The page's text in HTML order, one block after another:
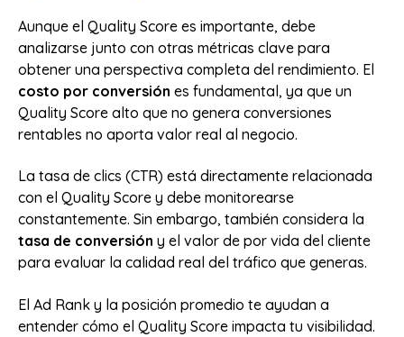
Aunque el Quality Score es importante, debe
analizarse junto con otras métricas clave para
obtener una perspectiva completa del rendimiento. El
costo por conversión es fundamental, ya que un
Quality Score alto que no genera conversiones
rentables no aporta valor real al negocio.
La tasa de clics (CTR) está directamente relacionada
con el Quality Score y debe monitorearse
constantemente. Sin embargo, también considera la
tasa de conversión y el valor de por vida del cliente
para evaluar la calidad real del tráfico que generas.
El Ad Rank y la posición promedio te ayudan a
entender cómo el Quality Score impacta tu visibilidad.